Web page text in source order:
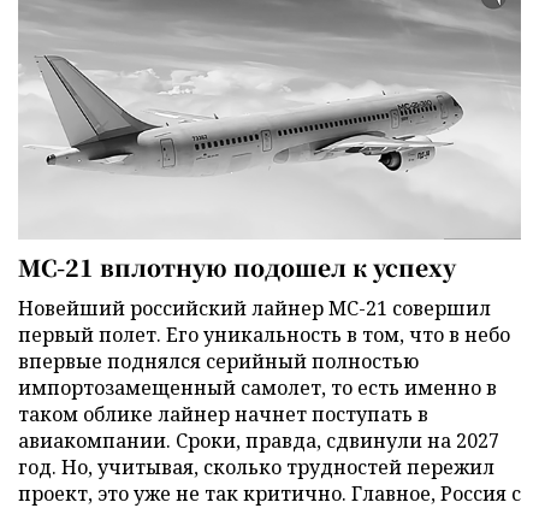
МС-21 вплотную подошел к успеху
Новейший российский лайнер МС-21 совершил
первый полет. Его уникальность в том, что в небо
впервые поднялся серийный полностью
импортозамещенный самолет, то есть именно в
таком облике лайнер начнет поступать в
авиакомпании. Сроки, правда, сдвинули на 2027
год. Но, учитывая, сколько трудностей пережил
проект, это уже не так критично. Главное, Россия с